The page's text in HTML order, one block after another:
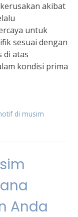
akibat
untuk
sesuai dengan
di atas
kondisi prima
di musim
Anda